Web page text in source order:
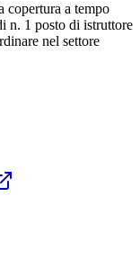
copertura a tempo
n. 1 posto di istruttore
nel settore